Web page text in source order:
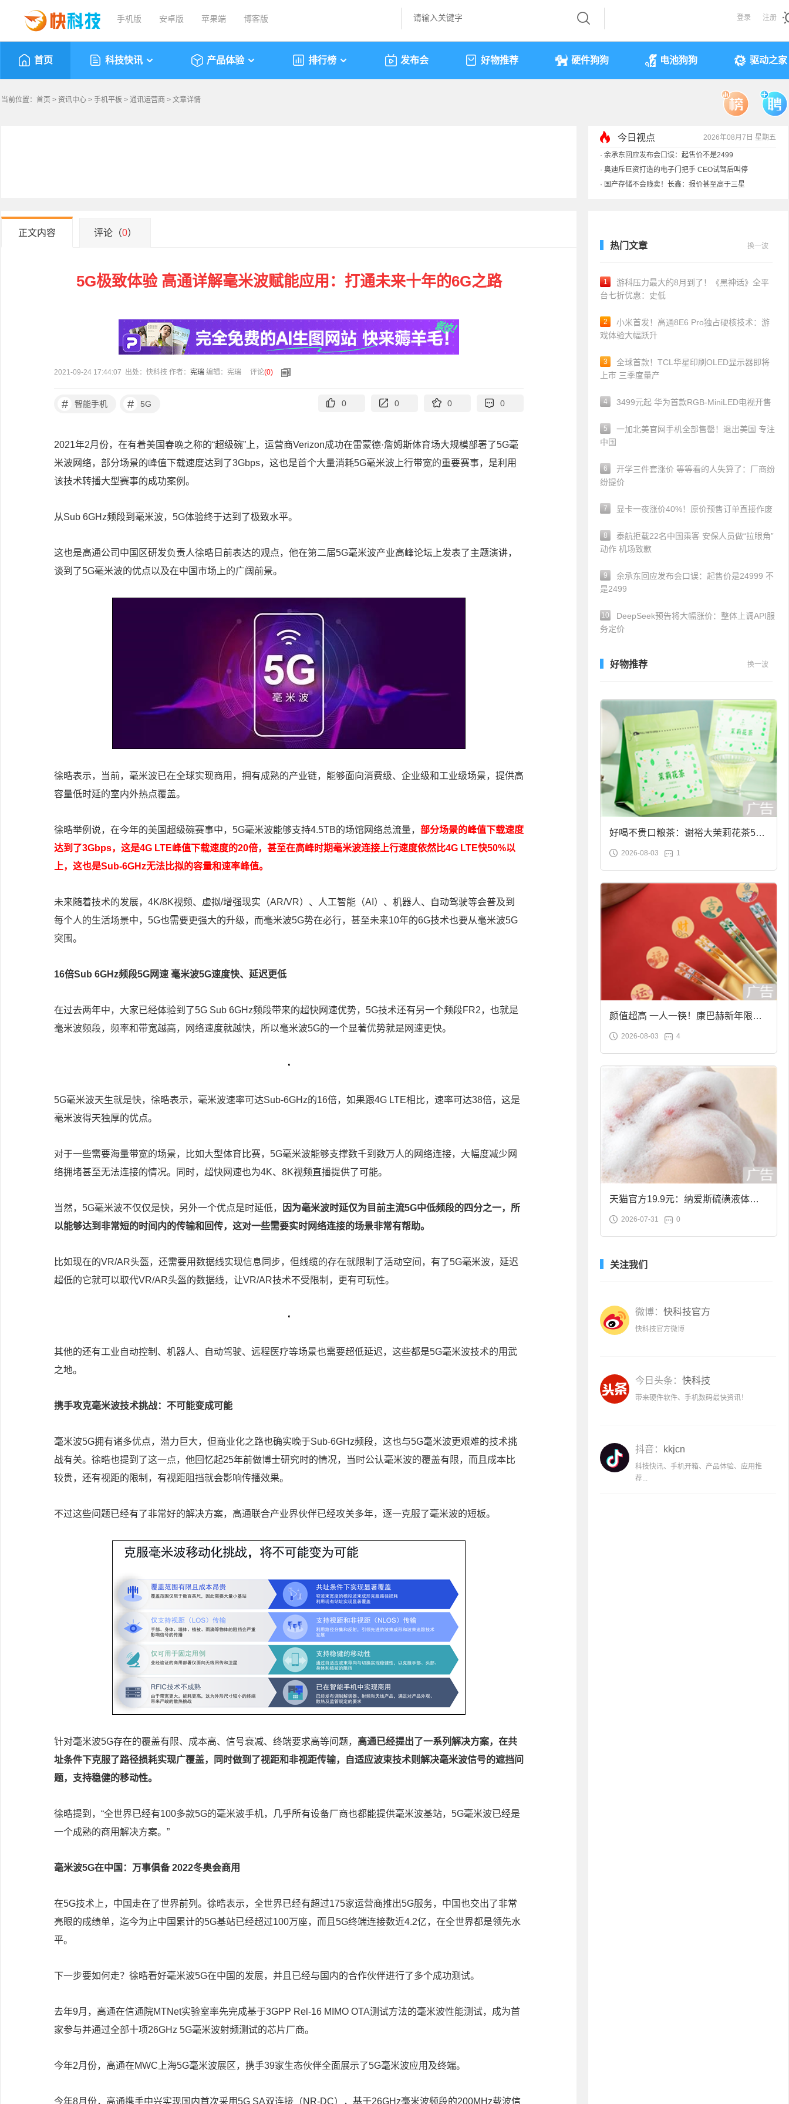
手机版 安卓版 苹果端 博客版 登录 注册
首页 科技快讯 产品体验 排行榜 发布会 好物推荐 硬件狗狗 电池狗狗 驱动之家
当前位置： 首页 > 资讯中心 > 手机平板 > 通讯运营商 > 文章详情
今日视点 2026年08月7日 星期五
· 余承东回应发布会口误：起售价不是2499
· 奥迪斥巨资打造的电子门把手 CEO试驾后叫停
· 国产存储不会贱卖！长鑫：报价甚至高于三星
正文内容 评论（0）
5G极致体验 高通详解毫米波赋能应用：打通未来十年的6G之路
2021-09-24 17:44:07 出处：快科技 作者： 宪瑞 编辑：宪瑞 评论(0)
# 智能手机 # 5G 0 0 0 0
2021年2月份，在有着美国春晚之称的“超级碗”上，运营商Verizon成功在雷蒙德·詹姆斯体育场大规模部署了5G毫
米波网络，部分场景的峰值下载速度达到了3Gbps，这也是首个大量消耗5G毫米波上行带宽的重要赛事，是利用
该技术转播大型赛事的成功案例。
从Sub 6GHz频段到毫米波，5G体验终于达到了极致水平。
这也是高通公司中国区研发负责人徐晧日前表达的观点，他在第二届5G毫米波产业高峰论坛上发表了主题演讲，
谈到了5G毫米波的优点以及在中国市场上的广阔前景。
徐晧表示，当前，毫米波已在全球实现商用，拥有成熟的产业链，能够面向消费级、企业级和工业级场景，提供高
容量低时延的室内外热点覆盖。
徐晧举例说，在今年的美国超级碗赛事中，5G毫米波能够支持4.5TB的场馆网络总流量， 部分场景的峰值下载速度
达到了3Gbps，这是4G LTE峰值下载速度的20倍，甚至在高峰时期毫米波连接上行速度依然比4G LTE快50%以
上，这也是Sub-6GHz无法比拟的容量和速率峰值。
未来随着技术的发展，4K/8K视频、虚拟/增强现实（AR/VR）、人工智能（AI）、机器人、自动驾驶等会普及到
每个人的生活场景中，5G也需要更强大的升级，而毫米波5G势在必行，甚至未来10年的6G技术也要从毫米波5G
突围。
16倍Sub 6GHz频段5G网速 毫米波5G速度快、延迟更低
在过去两年中，大家已经体验到了5G Sub 6GHz频段带来的超快网速优势，5G技术还有另一个频段FR2，也就是
毫米波频段，频率和带宽越高，网络速度就越快，所以毫米波5G的一个显著优势就是网速更快。
5G毫米波天生就是快，徐晧表示，毫米波速率可达Sub-6GHz的16倍，如果跟4G LTE相比，速率可达38倍，这是
毫米波得天独厚的优点。
对于一些需要海量带宽的场景，比如大型体育比赛，5G毫米波能够支撑数千到数万人的网络连接，大幅度减少网
络拥堵甚至无法连接的情况。同时，超快网速也为4K、8K视频直播提供了可能。
当然，5G毫米波不仅仅是快，另外一个优点是时延低，
因为毫米波时延仅为目前主流5G中低频段的四分之一，所
以能够达到非常短的时间内的传输和回传，这对一些需要实时网络连接的场景非常有帮助。
比如现在的VR/AR头盔，还需要用数据线实现信息同步，但线缆的存在就限制了活动空间，有了5G毫米波，延迟
超低的它就可以取代VR/AR头盔的数据线，让VR/AR技术不受限制，更有可玩性。
其他的还有工业自动控制、机器人、自动驾驶、远程医疗等场景也需要超低延迟，这些都是5G毫米波技术的用武
之地。
携手攻克毫米波技术挑战：不可能变成可能
毫米波5G拥有诸多优点，潜力巨大，但商业化之路也确实晚于Sub-6GHz频段，这也与5G毫米波更艰难的技术挑
战有关。徐晧也提到了这一点，他回忆起25年前做博士研究时的情况，当时公认毫米波的覆盖有限，而且成本比
较贵，还有视距的限制，有视距阻挡就会影响传播效果。
不过这些问题已经有了非常好的解决方案，高通联合产业界伙伴已经攻关多年，逐一克服了毫米波的短板。
针对毫米波5G存在的覆盖有限、成本高、信号衰减、终端要求高等问题， 高通已经提出了一系列解决方案，在共
址条件下克服了路径损耗实现广覆盖，同时做到了视距和非视距传输，自适应波束技术则解决毫米波信号的遮挡问
题，支持稳健的移动性。
徐晧提到，“全世界已经有100多款5G的毫米波手机，几乎所有设备厂商也都能提供毫米波基站，5G毫米波已经是
一个成熟的商用解决方案。”
毫米波5G在中国：万事俱备 2022冬奥会商用
在5G技术上，中国走在了世界前列。徐晧表示，全世界已经有超过175家运营商推出5G服务，中国也交出了非常
亮眼的成绩单，迄今为止中国累计的5G基站已经超过100万座，而且5G终端连接数近4.2亿，在全世界都是领先水
平。
下一步要如何走？徐晧看好毫米波5G在中国的发展，并且已经与国内的合作伙伴进行了多个成功测试。
去年9月，高通在信通院MTNet实验室率先完成基于3GPP Rel-16 MIMO OTA测试方法的毫米波性能测试，成为首
家参与并通过全部十项26GHz 5G毫米波射频测试的芯片厂商。
今年2月份，高通在MWC上海5G毫米波展区，携手39家生态伙伴全面展示了5G毫米波应用及终端。
今年8月份，高通携手中兴实现国内首次采用5G SA双连接（NR-DC），基于26GHz毫米波频段的200MHz载波信
热门文章 换一波
1
游科压力最大的8月到了！《黑神话》全平
台七折优惠：史低
2
小米首发！高通8E6 Pro独占硬核技术：游
戏体验大幅跃升
3
全球首款！TCL华星印刷OLED显示器即将
上市 三季度量产
4 3499元起 华为首款RGB-MiniLED电视开售
5
一加北美官网手机全部售罄！退出美国 专注
中国
6
开学三件套涨价 等等看的人失算了：厂商纷
纷提价
7 显卡一夜涨价40%！原价预售订单直接作废
8
泰航拒载22名中国乘客 安保人员做“拉眼角”
动作 机场致歉
9
余承东回应发布会口误：起售价是24999 不
是2499
10
DeepSeek预告将大幅涨价：整体上调API服
务定价
好物推荐 换一波
好喝不贵口粮茶：谢裕大茉莉花茶50g
袋装9.9元到手
2026-08-03 1
颜值超高 一人一筷！康巴赫新年限定
合金筷子大促：19.9元
2026-08-03 4
天猫官方19.9元：纳爱斯硫磺液体香
皂2斤大促
2026-07-31 0
关注我们
微博： 快科技官方
快科技官方微博
今日头条： 快科技
带来硬件软件、手机数码最快资讯！
抖音： kkjcn
科技快讯、手机开箱、产品体验、应用推
荐...